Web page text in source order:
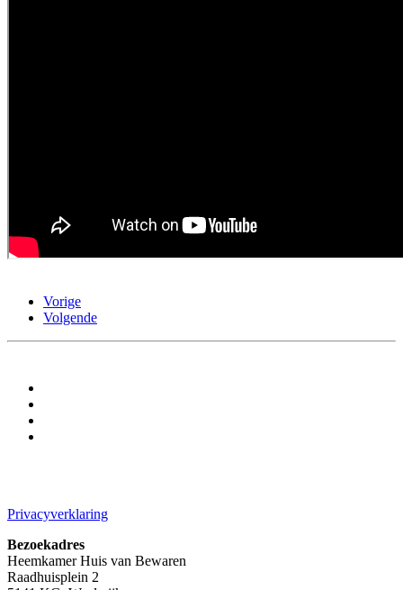
Vorige
Volgende
Privacyverklaring
Bezoekadres
Heemkamer Huis van Bewaren
Raadhuisplein 2